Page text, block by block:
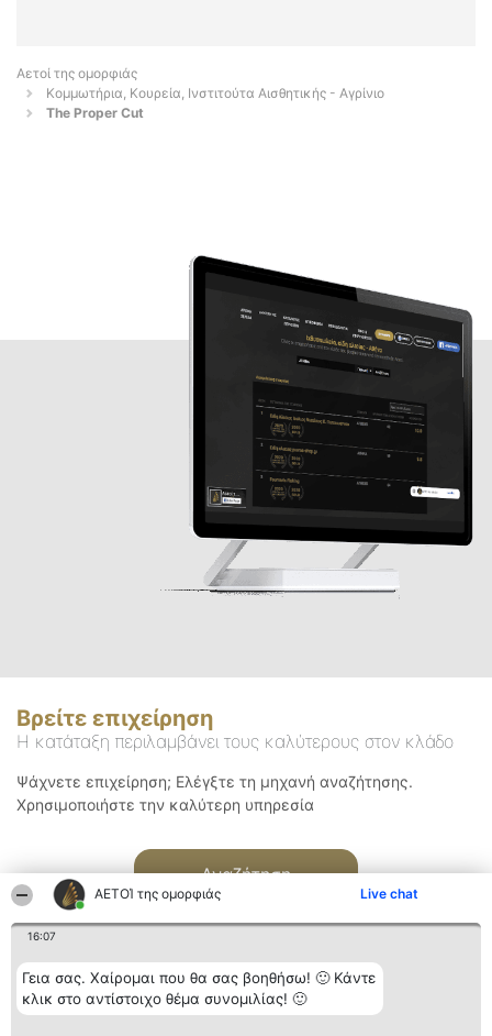
ΑΕΤΟΊ της ομορφιάς Live chat
16:07
Γεια σας. Χαίρομαι που θα σας βοηθήσω! 🙂 Κάντε
κλικ στο αντίστοιχο θέμα συνομιλίας! 🙂
Αετοί της ομορφιάς
Κομμωτήρια, Κουρεία, Ινστιτούτα Αισθητικής - Αγρίνιο
The Proper Cut
Βρείτε επιχείρηση
Η κατάταξη περιλαμβάνει τους καλύτερους στον κλάδο
Ψάχνετε επιχείρηση; Ελέγξτε τη μηχανή αναζήτησης.
Χρησιμοποιήστε την καλύτερη υπηρεσία
Αναζήτηση